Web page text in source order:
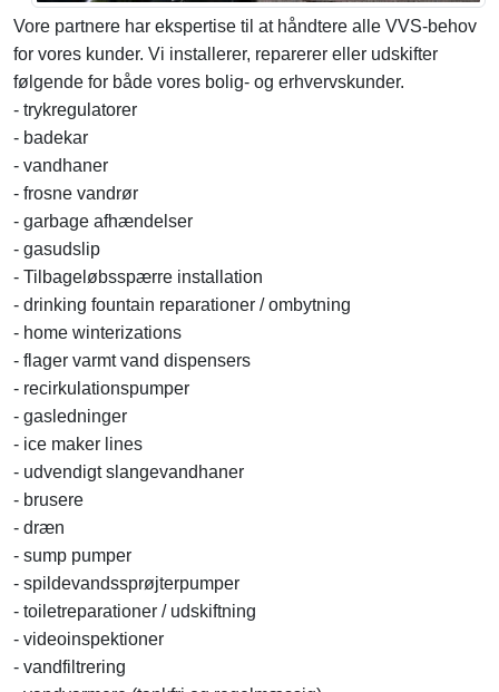
Vore partnere har ekspertise til at håndtere alle VVS-behov
for vores kunder. Vi installerer, reparerer eller udskifter
følgende for både vores bolig- og erhvervskunder.
- trykregulatorer
- badekar
- vandhaner
- frosne vandrør
- garbage afhændelser
- gasudslip
- Tilbageløbsspærre installation
- drinking fountain reparationer / ombytning
- home winterizations
- flager varmt vand dispensers
- recirkulationspumper
- gasledninger
- ice maker lines
- udvendigt slangevandhaner
- brusere
- dræn
- sump pumper
- spildevandssprøjterpumper
- toiletreparationer / udskiftning
- videoinspektioner
- vandfiltrering